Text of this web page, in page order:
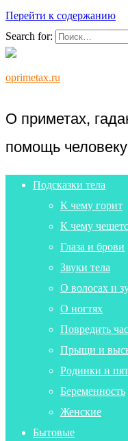
Перейти к содержанию
Search for:
oprimetax.ru
О приметах,
помощь человеку
Подсказки тела
К чему горит
К чему
Глаза и брови
Звуки тела
О волосах и
О ногтях
Повредить
Прыщи и
Родинки и
Беременность
Женские
Бытовые